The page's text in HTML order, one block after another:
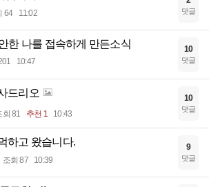
64 11:02 댓글
한 나를 접속하게 만든소식
10:47
10
댓글
드리오
회 81 추천 1 10:43
10
댓글
하고 왔습니다.
조회 87 10:39
9
댓글